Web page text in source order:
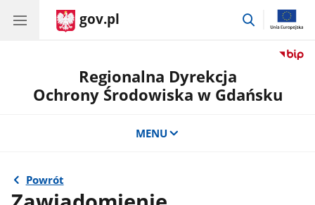
gov.pl
przejdź
Regionalna Dyrekcja
Ochrony Środowiska w Gdańsku
MENU
Powrót